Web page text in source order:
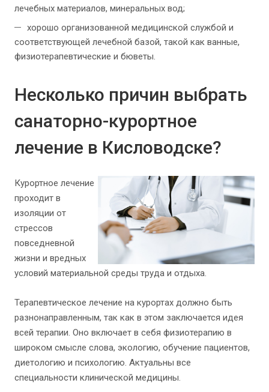
лечебных материалов, минеральных вод;
хорошо организованной медицинской службой и
соответствующей лечебной базой, такой как ванные,
физиотерапевтические и бюветы.
Несколько причин выбрать
санаторно-курортное
лечение в Кисловодске?
Курортное лечение
проходит в
изоляции от
стрессов
повседневной
жизни и вредных
условий материальной среды труда и отдыха.
Терапевтическое лечение на курортах должно быть
разнонаправленным, так как в этом заключается идея
всей терапии. Оно включает в себя физиотерапию в
широком смысле слова, экологию, обучение пациентов,
диетологию и психологию. Актуальны все
специальности клинической медицины.